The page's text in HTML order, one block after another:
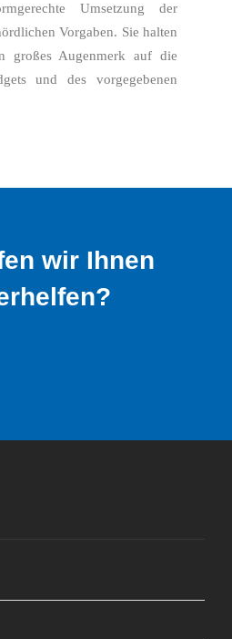
Umsetzung der
Vorgaben. Sie halten
großes Augenmerk auf die
und des vorgegebenen
wir Ihnen